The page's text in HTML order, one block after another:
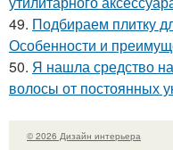
49. Подбираем плитку
Особенности и
50. Я нашла средство
волосы от постоянных
© 2026 Дизайн интерьера